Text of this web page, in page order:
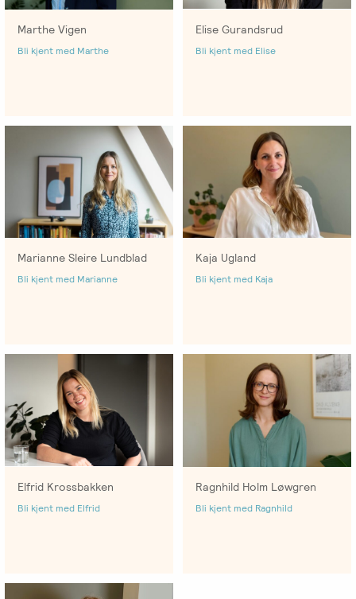
Marthe Vigen
Bli kjent med Marthe
Elise Gurandsrud
Bli kjent med Elise
Marianne Sleire Lundblad
Bli kjent med Marianne
Kaja Ugland
Bli kjent med Kaja
Elfrid Krossbakken
Bli kjent med Elfrid
Ragnhild Holm Løwgren
Bli kjent med Ragnhild